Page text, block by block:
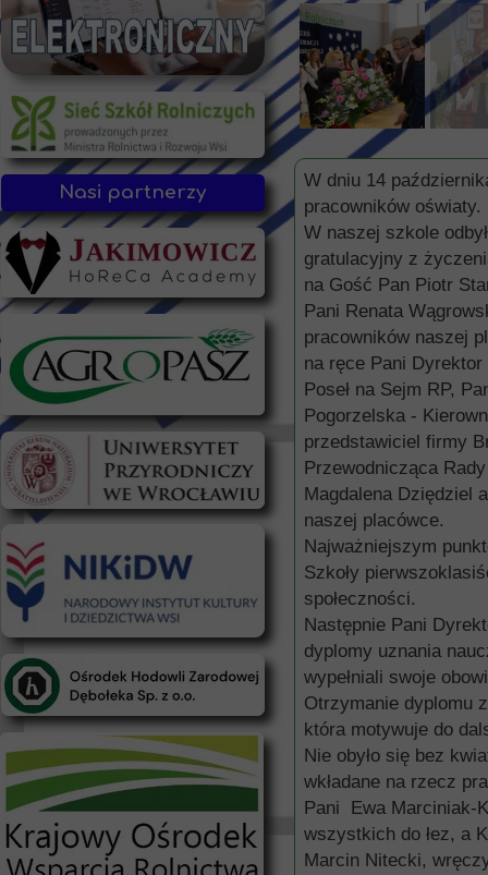
Nasi partnerzy
W dniu 14
pracowników oświaty.
W naszej szkole
gratulacyjny z
na Gość Pan Piotr
Pani Renata
pracowników naszej
na ręce Pani
Poseł na Sejm RP,
Pogorzelska -
przedstawiciel firmy
Przewodnicząca
Magdalena Dziędziel
naszej placówce.
Najważniejszym
Szkoły
społeczności.
Następnie Pani
dyplomy uznania
wypełniali swoje
Otrzymanie dyplomu
która motywuje do
Nie obyło się bez
wkładane na rzecz
Pani Ewa Marciniak-
wszystkich do łez, a
Marcin Nitecki,